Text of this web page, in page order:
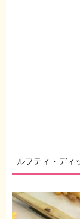
ルフティ・ディ